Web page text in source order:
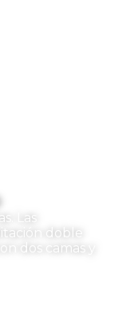
Las
doble
dos camas y